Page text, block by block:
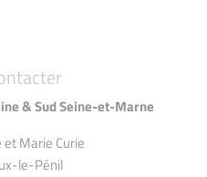
& Sud Seine-et-Marne
Marie Curie
le-Pénil